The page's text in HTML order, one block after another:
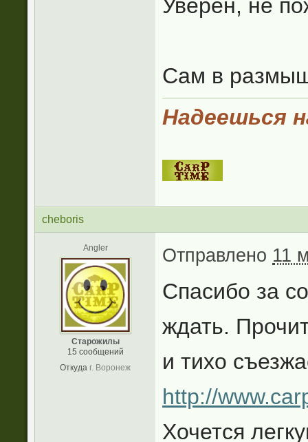
Уверен, не
Сам в
Надеешься
cheboris
Angler
Старожилы
15 сообщений
Откуда г. Воронеж
Отправлено 11
Спасибо за
ждать.
и тихо
http://
Хочется